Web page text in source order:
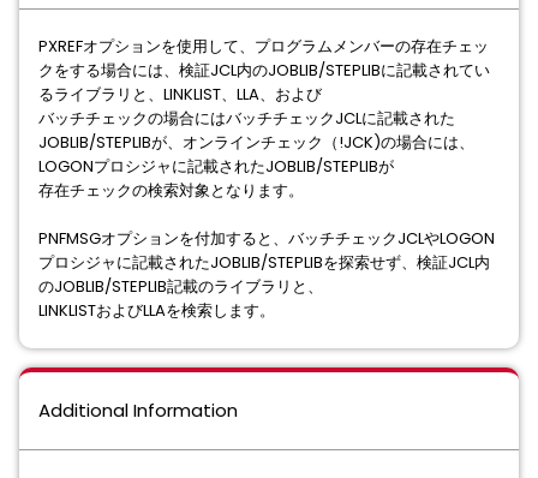
PXREFオプションを使⽤して、プログラムメンバーの存在チェッ
クをする場合には、検証JCL内のJOBLIB/STEPLIBに記載されてい
るライブラリと、LINKLIST、LLA、および
バッチチェックの場合にはバッチチェックJCLに記載された
JOBLIB/STEPLIBが、オンラインチェック（!JCK)の場合には、
LOGONプロシジャに記載されたJOBLIB/STEPLIBが
存在チェックの検索対象となります。
PNFMSGオプションを付加すると、バッチチェックJCLやLOGON
プロシジャに記載されたJOBLIB/STEPLIBを探索せず、検証JCL内
のJOBLIB/STEPLIB記載のライブラリと、
LINKLISTおよびLLAを検索します。
Additional Information